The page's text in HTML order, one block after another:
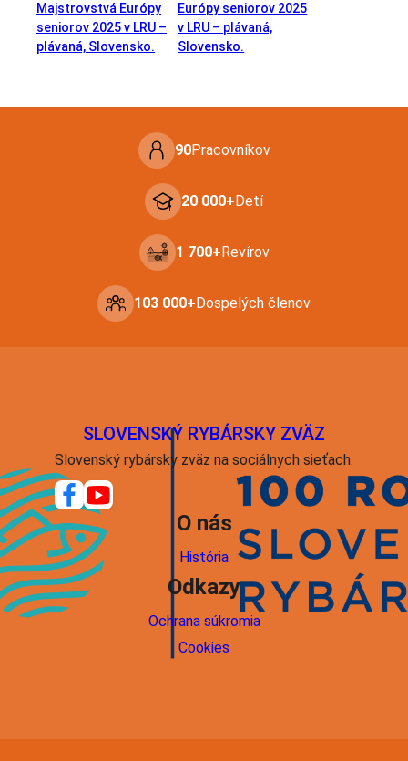
Majstrovstvá Európy
seniorov 2025 v LRU –
plávaná, Slovensko.
Európy seniorov 2025
v LRU – plávaná,
Slovensko.
90Pracovníkov
20 000+Detí
1 700+Revírov
103 000+Dospelých členov
SLOVENSKÝ RYBÁRSKY ZVÄZ
Slovenský rybársky zväz na sociálnych sieťach.
O nás
História
Odkazy
Ochrana súkromia
Cookies